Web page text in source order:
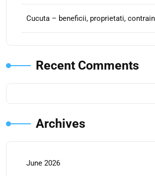
Cucuta – beneficii, proprietati,
Recent Comments
Archives
June 2026